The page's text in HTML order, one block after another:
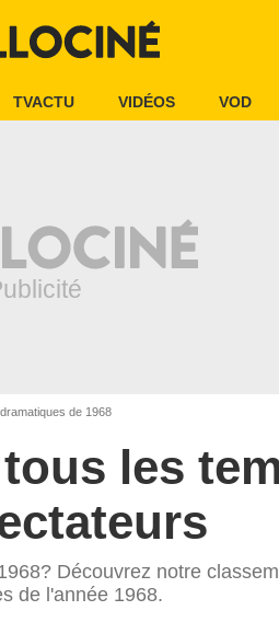
TVACTU VIDÉOS VOD
de 1968
les
Découvrez notre
de l'année 1968.